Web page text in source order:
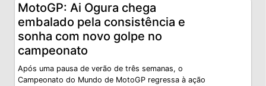
MotoGP: Ai Ogura chega
embalado pela consistência e
sonha com novo golpe no
campeonato
Após uma pausa de verão de três semanas, o
Campeonato do Mundo de MotoGP regressa à ação